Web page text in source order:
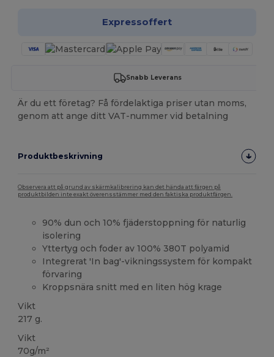
Expressoffert
Snabb Leverans
Är du ett företag? Få fördelaktiga priser utan moms,
genom att ange ditt VAT-nummer vid betalning
Produktbeskrivning
Observera att på grund av skärmkalibrering kan det hända att färgen på
produktbilden inte exakt överensstämmer med den faktiska produktfärgen.
90% dun och 10% fjäderstoppning för naturlig
isolering
Yttertyg och foder av 100% 380T polyamid
Integrerat 'In bag'-vikningssystem för kompakt
förvaring
Kroppsnära snitt med en liten hög krage
Vikt
217 g.
Vikt
70g/m²